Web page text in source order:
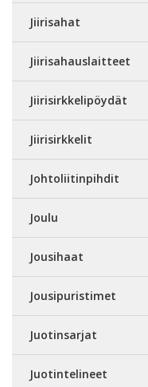
Jiirisahat
Jiirisahauslaitteet
Jiirisirkkelipöydät
Jiirisirkkelit
Johtoliitinpihdit
Joulu
Jousihaat
Jousipuristimet
Juotinsarjat
Juotintelineet